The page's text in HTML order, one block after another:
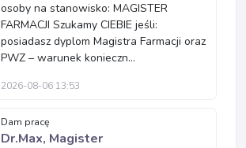
osoby na stanowisko: MAGISTER
FARMACJI Szukamy CIEBIE jeśli:
posiadasz dyplom Magistra Farmacji oraz
PWZ – warunek konieczn...
2026-08-06 13:53
Dam pracę
Dr.Max, Magister